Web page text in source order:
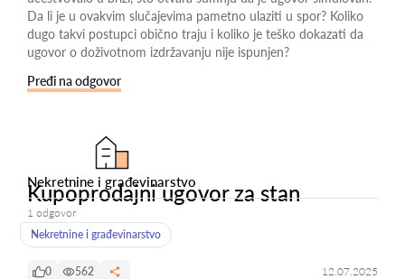
Da li je u ovakvim slučajevima pametno ulaziti u spor? Koliko
dugo takvi postupci obično traju i koliko je teško dokazati da
ugovor o doživotnom izdržavanju nije ispunjen?
Pređi na odgovor
Nekretnine i građevinarstvo
Kupoprodajni ugovor za stan
1 odgovor
Nekretnine i građevinarstvo
0 562 12.07.2025